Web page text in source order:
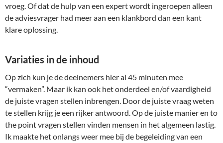
vroeg. Of dat de hulp van een expert wordt ingeroepen alleen
de adviesvrager had meer aan een klankbord dan een kant
klare oplossing.
Variaties in de inhoud
Op zich kun je de deelnemers hier al 45 minuten mee
“vermaken”. Maar ik kan ook het onderdeel en/of vaardigheid
de juiste vragen stellen inbrengen. Door de juiste vraag weten
te stellen krijg je een rijker antwoord. Op de juiste manier en to
the point vragen stellen vinden mensen in het algemeen lastig.
Ik maakte het onlangs weer mee bij de begeleiding van een